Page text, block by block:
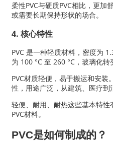
柔性PVC与硬质PVC相比，更加
或需要长期保持形状的场合。
4. 核心特性
PVC 是一种轻质材料，密度为
为 100 °C 至 260 °C，玻璃化转
PVC材质轻便，易于搬运和安
性，用途广泛，从建筑、医疗到
轻便、耐用、耐热这些基本特
PVC材料。
PVC是如何制成的？